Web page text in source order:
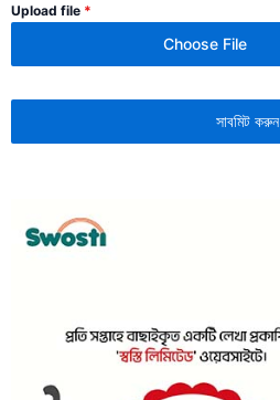
Upload file *
Choose File
সাবমিট করুন